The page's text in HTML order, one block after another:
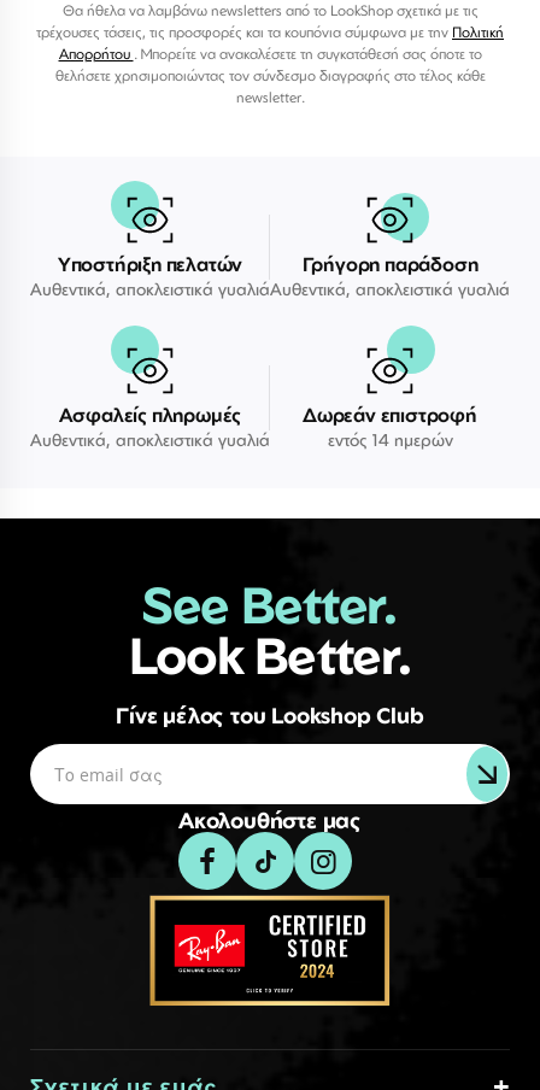
Θα ήθελα να λαμβάνω newsletters από το LookShop σχετικά με τις
τρέχουσες τάσεις, τις προσφορές και τα κουπόνια σύμφωνα με την Πολιτική
Απορρήτου . Μπορείτε να ανακαλέσετε τη συγκατάθεσή σας όποτε το
θελήσετε χρησιμοποιώντας τον σύνδεσμο διαγραφής στο τέλος κάθε
newsletter.
Υποστήριξη πελατών
Αυθεντικά, αποκλειστικά γυαλιά
Γρήγορη παράδοση
Αυθεντικά, αποκλειστικά γυαλιά
Ασφαλείς πληρωμές
Αυθεντικά, αποκλειστικά γυαλιά
Δωρεάν επιστροφή
εντός 14 ημερών
See Better.
Look Better.
Γίνε μέλος του Lookshop Club
Ακολουθήστε μας